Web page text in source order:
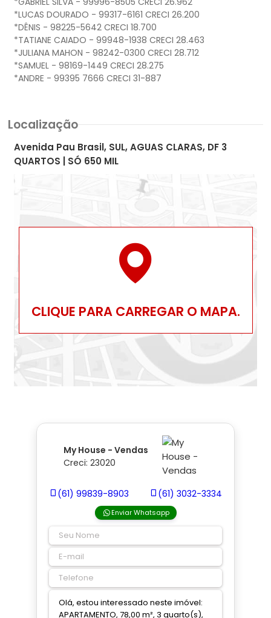
*LUCAS DOURADO - 99317-6161 CRECI 26.200
*DÊNIS - 98225-5642 CRECI 18.700
*TATIANE CAIADO - 99948-1938 CRECI 28.463
*JULIANA MAHON - 98242-0300 CRECI 28.712
*SAMUEL - 98169-1449 CRECI 28.275
Localização
Avenida Pau Brasil, SUL, AGUAS CLARAS, DF 3
QUARTOS | SÓ 650 MIL
CLIQUE PARA CARREGAR O MAPA.
My House - Vendas
Creci: 23020
(61) 99839-8903 (61) 3032-3334
Enviar Whatsapp